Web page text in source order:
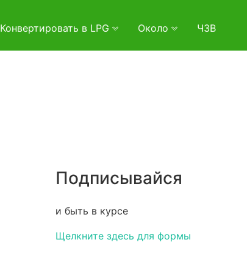
Конвертировать в LPG Около ЧЗВ
Подписывайся
и быть в курсе
Щелкните здесь для формы